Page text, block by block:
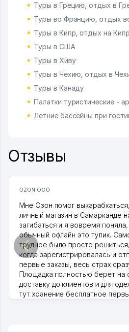
Туры в Грецию, отдых в
Туры во Францию, отдых
Туры в Кипр, отдых на
Туры в США
Туры в Хиву
Туры в Чехию, отдых в
Туры в Канаду
Палатки туристические -
Летние бассейны при
Отзывы
OZON ООО
Мне Озон помог
личный магазин в Самарканде
загибаться и я вовремя поняла,
обычный офлайн это тупик.
трудное было просто
когда зарегистрировалась и
первые заказы, весь страх
Площадка полностью берет на
доставку до клиентов и для
тут хранение бесплатное